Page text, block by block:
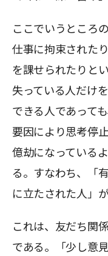
ここでいうところ
仕事に拘束された
を課せられたりと
失っている人だけ
できる人であって
要因により思考停
億劫になっている
る。すなわち、「
に立たされた人」
これは、友だち関
である。「少し意